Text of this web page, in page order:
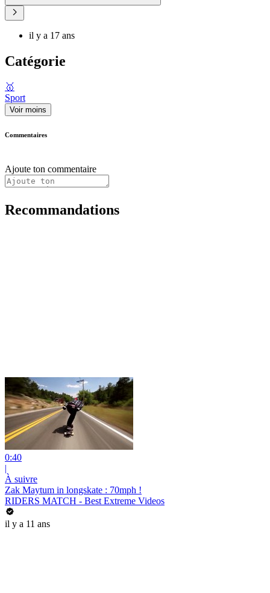
il y a 17 ans
Catégorie
🥇
Sport
Voir moins
Commentaires
Ajoute ton commentaire
Recommandations
0:40
|
À suivre
Zak Maytum in longskate : 70mph !
RIDERS MATCH - Best Extreme Videos
il y a 11 ans